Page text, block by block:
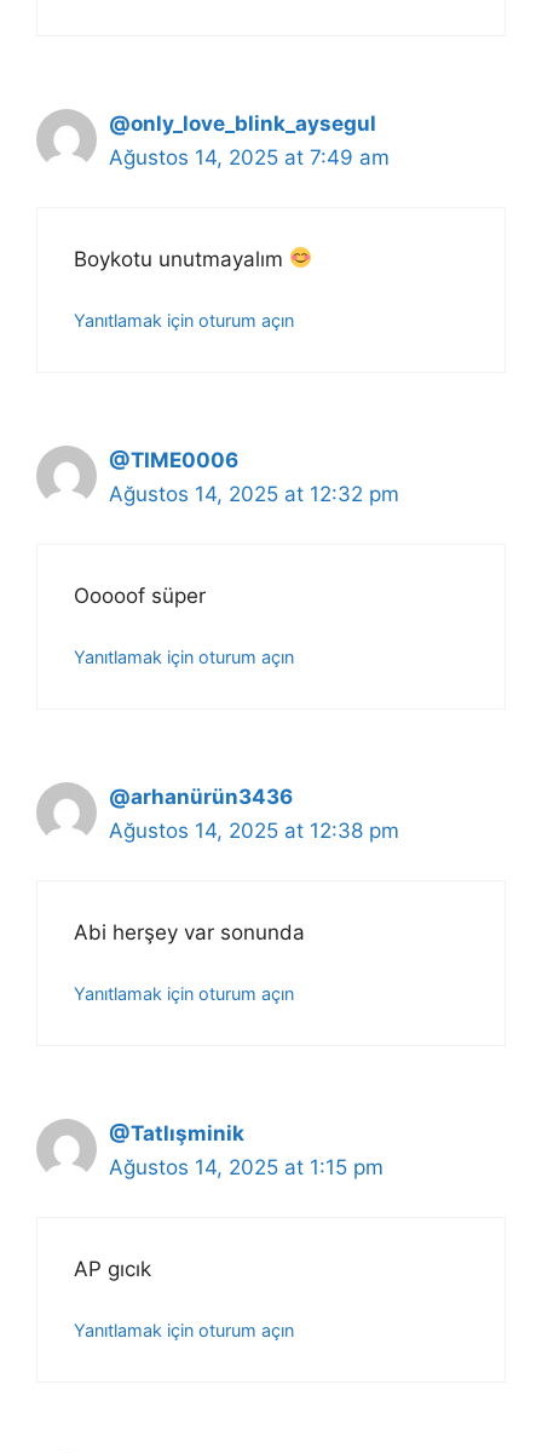
@only_love_blink_aysegul
Ağustos 14, 2025 at 7:49 am
Boykotu unutmayalım
Yanıtlamak için oturum açın
@TIME0006
Ağustos 14, 2025 at 12:32 pm
Ooooof süper
Yanıtlamak için oturum açın
@arhanürün3436
Ağustos 14, 2025 at 12:38 pm
Abi herşey var sonunda
Yanıtlamak için oturum açın
@Tatlışminik
Ağustos 14, 2025 at 1:15 pm
AP gıcık
Yanıtlamak için oturum açın